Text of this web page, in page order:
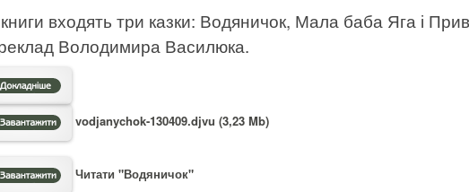
входять три казки: Водяничок, Мала баба Яга і
Володимира Василюка.
vodjanychok-130409.djvu (3,23 Mb)
Читати "Водяничок"